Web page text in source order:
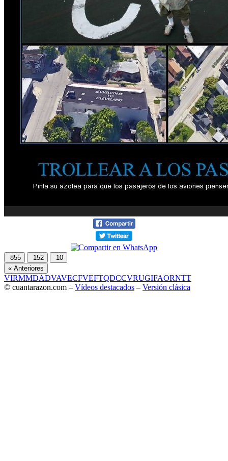
855 152
10
« Anteriores
VIRMMDADVAVECFVEFTQDCCVRUGIFAORNTT
© cuantarazon.com – Vídeos destacados – Versión clásica